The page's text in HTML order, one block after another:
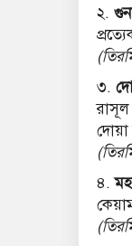
২.
৩.
৪.